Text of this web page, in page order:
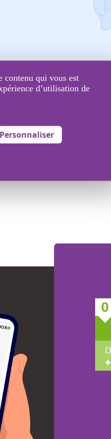
contenu qui vous est
d’utilisation de
Personnaliser